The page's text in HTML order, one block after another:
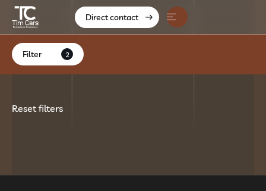
Direct contact
Filter 2
Reset filters